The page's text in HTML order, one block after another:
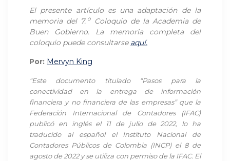
El presente artículo es una adaptación de la
memoria del 7. o
Coloquio de la Academia de
Buen Gobierno. La memoria completa del
coloquio puede consultarse aquí.
Por: Mervyn King
“Este documento titulado “Pasos para la
conectividad en la entrega de información
financiera y no financiera de las empresas” que la
Federación Internacional de Contadores (IFAC)
publicó en inglés el 11 de julio de 2022, lo ha
traducido al español el Instituto Nacional de
Contadores Públicos de Colombia (INCP) el 8 de
agosto de 2022 y se utiliza con permiso de la IFAC. El